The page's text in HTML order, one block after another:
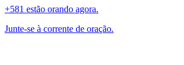
+581 estão orando agora.
Junte-se à corrente de oração.